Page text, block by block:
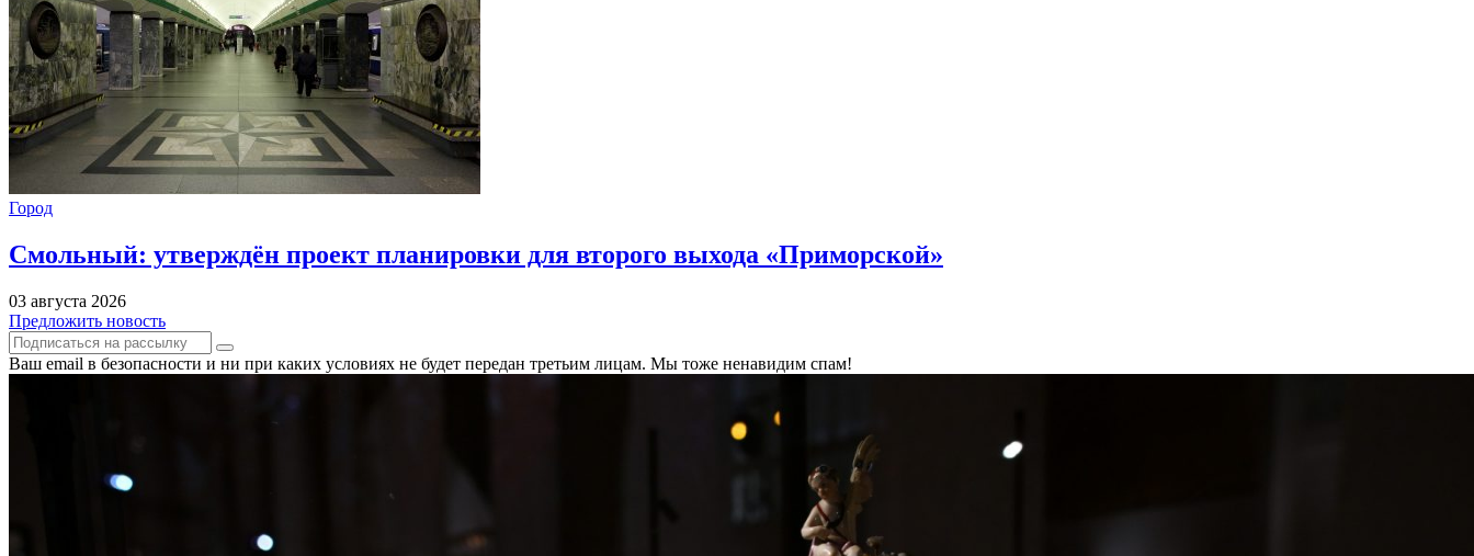
Город
Смольный: утверждён проект планировки для второго выхода «Приморской»
03 августа 2026
Предложить новость
Ваш email в безопасности и ни при каких условиях не будет передан третьим лицам. Мы тоже ненавидим спам!